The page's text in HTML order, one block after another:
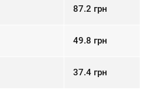
87.2 грн
49.8 грн
37.4 грн